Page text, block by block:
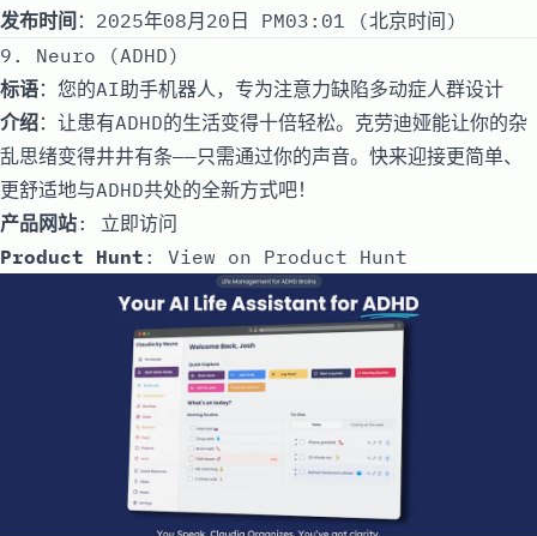
发布时间 ：2025年08月20日 PM03:01 (北京时间)
9. Neuro (ADHD)
标语：您的AI助手机器人，专为注意力缺陷多动症人群设计
介绍：让患有ADHD的生活变得十倍轻松。克劳迪娅能让你的杂
乱思绪变得井井有条——只需通过你的声音。快来迎接更简单、
更舒适地与ADHD共处的全新方式吧！
产品网站: 立即访问
Product Hunt : View on Product Hunt